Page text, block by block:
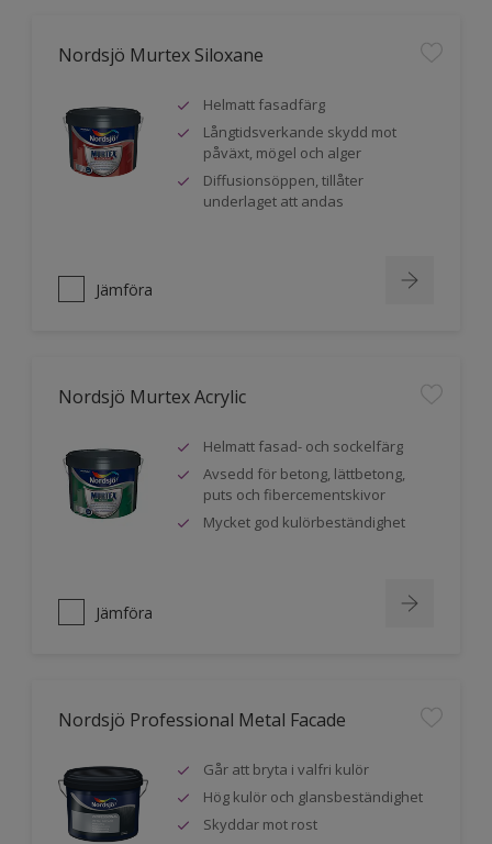
Nordsjö Murtex Siloxane
Helmatt fasadfärg
Långtidsverkande skydd mot
påväxt, mögel och alger
Diffusionsöppen, tillåter
underlaget att andas
Jämföra
Nordsjö Murtex Acrylic
Helmatt fasad- och sockelfärg
Avsedd för betong, lättbetong,
puts och fibercementskivor
Mycket god kulörbeständighet
Jämföra
Nordsjö Professional Metal Facade
Går att bryta i valfri kulör
Hög kulör och glansbeständighet
Skyddar mot rost